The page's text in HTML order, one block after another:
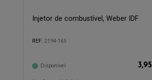
Injetor de combustível, Weber IDF
REF: 2194-165
Disponível 3,95